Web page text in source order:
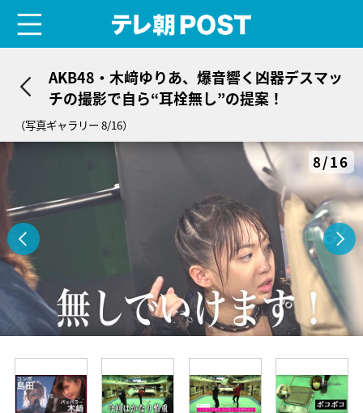
AKB48・木﨑ゆりあ、爆音響く凶器デスマッ
チの撮影で自ら“耳栓無し”の提案！
（写真ギャラリー 8/16）
8/16